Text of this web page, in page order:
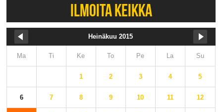
ILMOITA KEIKKA
Heinäkuu 2015
Ma Ti Ke To Pe La Su
1 2 3 4 5
6 7 8 9 10 11 12